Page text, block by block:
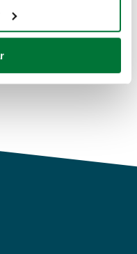
activamente
(huellas
se procesan sus
del sitio web con
publicidad y análisis